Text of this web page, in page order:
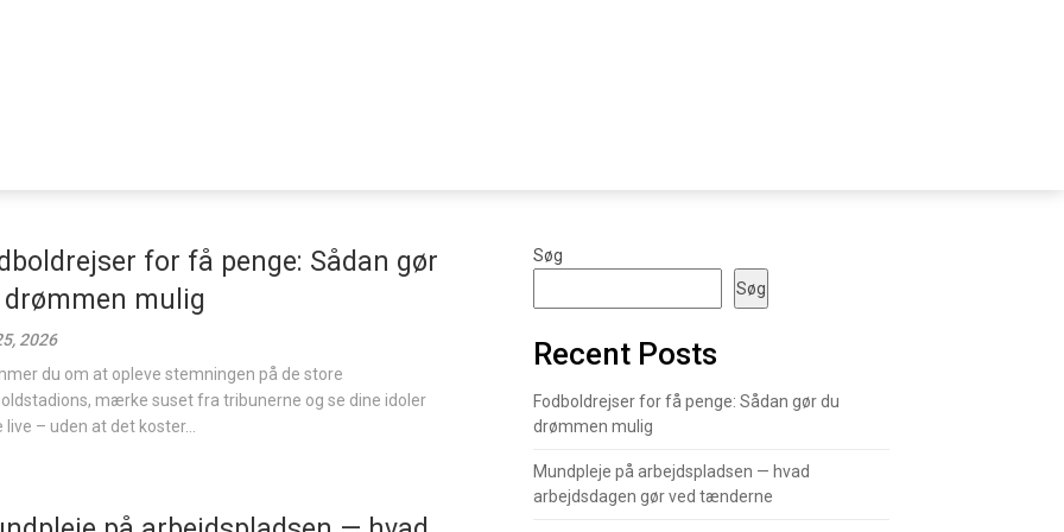
for få penge: Sådan gør
drømmen mulig
2026
du om at opleve stemningen på de store
mærke suset fra tribunerne og se dine idoler
live – uden at det koster...
Søg
Søg
Recent Posts
Fodboldrejser for få penge: Sådan gør du
drømmen mulig
Mundpleje på arbejdspladsen — hvad
arbejdsdagen gør ved tænderne